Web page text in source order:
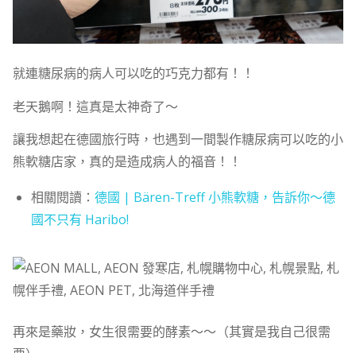
就連糖尿病的病人可以吃的巧克力都有！！
老天鵝啊！這真是太神奇了～
讓我想起在德國旅行時，也遇到一間製作糖尿病可以吃的小
熊軟糖店家，真的是造成病人的福音！！
相關閱讀： 德國 | Bären-Treff 小熊軟糖，告訴你～德
國不只有 Haribo!
再來是藥妝，女生很需要的酵素～～（其實是我自己很需